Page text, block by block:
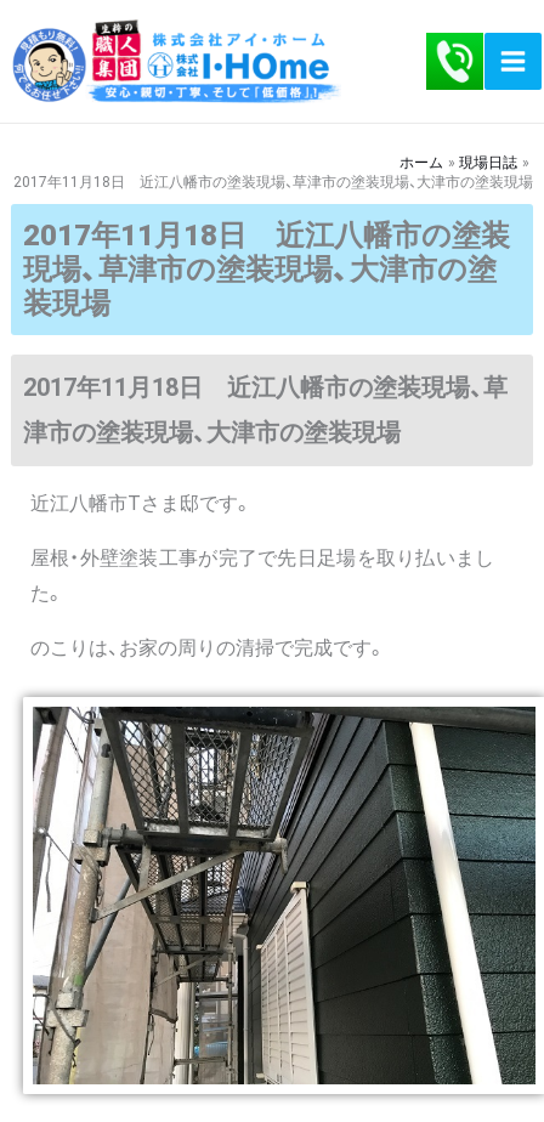
容
を
ッ
ホーム
現場日誌
2017年11月18日 近江八幡市の塗装現場、草津市の塗装現場、大津市の塗装現場
2017年11月18日 近江八幡市の塗装
現場、草津市の塗装現場、大津市の塗
装現場
2017年11月18日 近江八幡市の塗装現場、草
津市の塗装現場、大津市の塗装現場
近江八幡市Tさま邸です。
屋根・外壁塗装工事が完了で先日足場を取り払いまし
た。
のこりは、お家の周りの清掃で完成です。